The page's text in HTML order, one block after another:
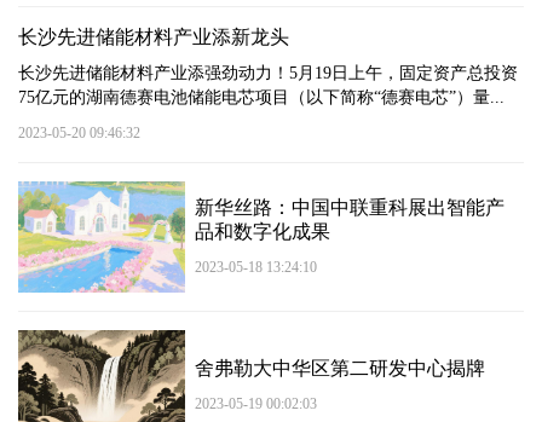
长沙先进储能材料产业添新龙头
长沙先进储能材料产业添强劲动力！5月19日上午，固定资产总投资
75亿元的湖南德赛电池储能电芯项目（以下简称“德赛电芯”）量...
2023-05-20 09:46:32
新华丝路：中国中联重科展出智能产
品和数字化成果
2023-05-18 13:24:10
舍弗勒大中华区第二研发中心揭牌
2023-05-19 00:02:03